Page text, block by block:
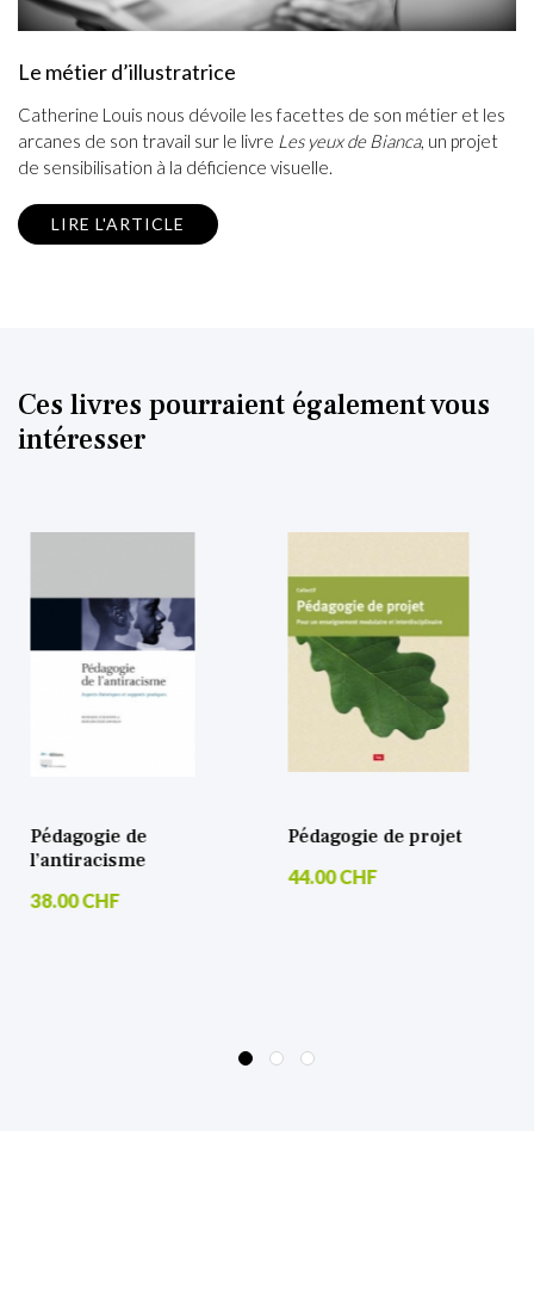
Le métier d’illustratrice
Catherine Louis nous dévoile les facettes de son métier et les
arcanes de son travail sur le livre Les yeux de Bianca, un projet
de sensibilisation à la déficience visuelle.
LIRE L'ARTICLE
Ces livres pourraient également vous
intéresser
Pédagogie de projet
À petits pas de